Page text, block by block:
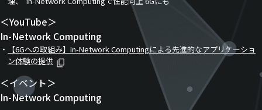
＜YouTube＞
In-Network Computing
【6Gへの取組み】In-Network Computingによる先進的なアプリケーショ
ン体験の提供
＜イベント＞
In-Network Computing